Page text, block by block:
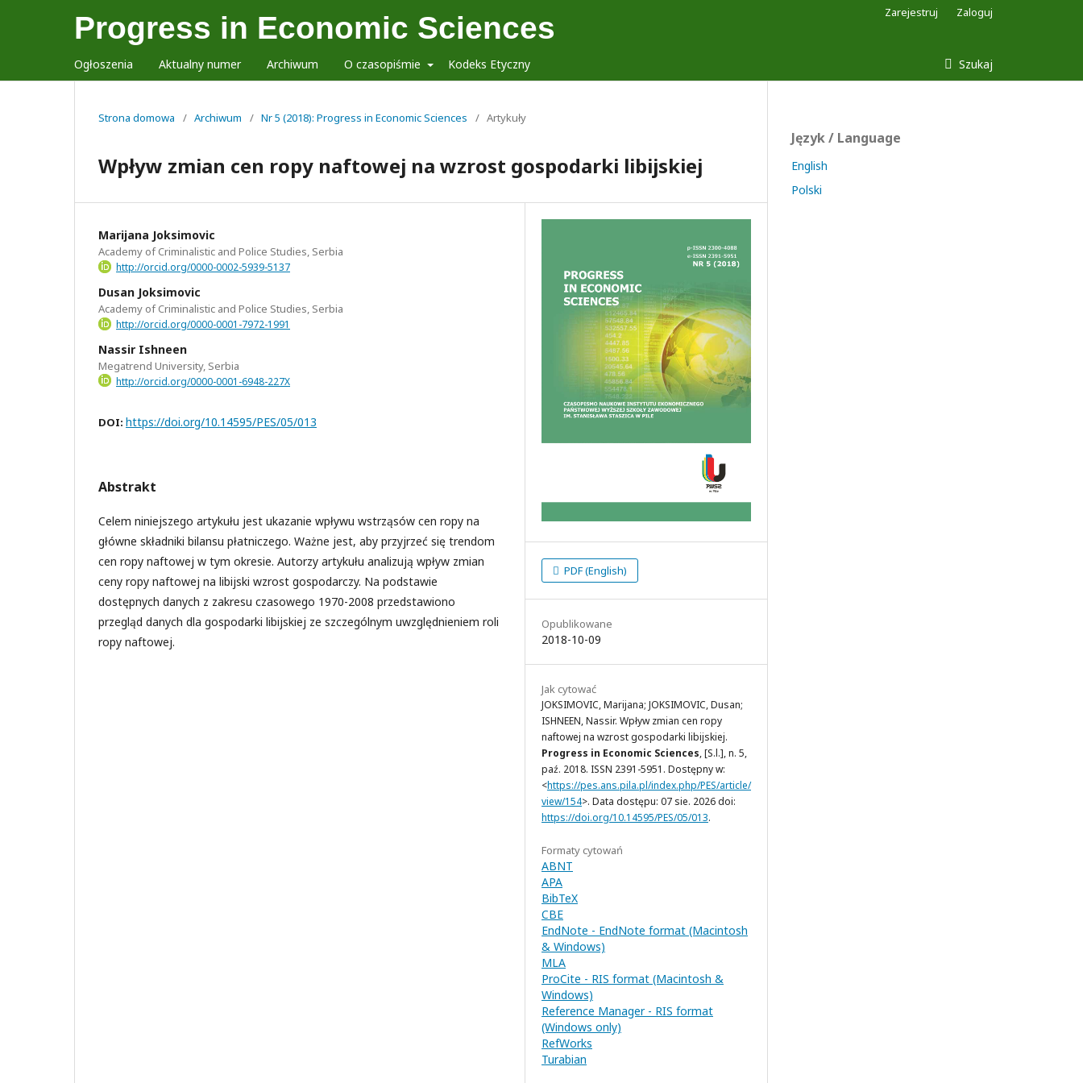
Progress in Economic Sciences
Ogłoszenia Aktualny numer Archiwum O czasopiśmie Kodeks Etyczny Szukaj
Zarejestruj Zaloguj
Strona domowa / Archiwum / Nr 5 (2018): Progress in Economic Sciences / Artykuły
Wpływ zmian cen ropy naftowej na wzrost gospodarki libijskiej
Marijana Joksimovic
Academy of Criminalistic and Police Studies, Serbia
http://orcid.org/0000-0002-5939-5137
Dusan Joksimovic
Academy of Criminalistic and Police Studies, Serbia
http://orcid.org/0000-0001-7972-1991
Nassir Ishneen
Megatrend University, Serbia
http://orcid.org/0000-0001-6948-227X
DOI: https://doi.org/10.14595/PES/05/013
Abstrakt
Celem niniejszego artykułu jest ukazanie wpływu wstrząsów cen ropy na
główne składniki bilansu płatniczego. Ważne jest, aby przyjrzeć się trendom
cen ropy naftowej w tym okresie. Autorzy artykułu analizują wpływ zmian
ceny ropy naftowej na libijski wzrost gospodarczy. Na podstawie
dostępnych danych z zakresu czasowego 1970-2008 przedstawiono
przegląd danych dla gospodarki libijskiej ze szczególnym uwzględnieniem roli
ropy naftowej.
PDF (English)
Opublikowane
2018-10-09
Jak cytować
JOKSIMOVIC, Marijana; JOKSIMOVIC, Dusan;
ISHNEEN, Nassir. Wpływ zmian cen ropy
naftowej na wzrost gospodarki libijskiej.
Progress in Economic Sciences, [S.l.], n. 5,
paź. 2018. ISSN 2391-5951. Dostępny w:
<https://pes.ans.pila.pl/index.php/PES/article/
view/154>. Data dostępu: 07 sie. 2026 doi:
https://doi.org/10.14595/PES/05/013.
Formaty cytowań
ABNT
APA
BibTeX
CBE
EndNote - EndNote format (Macintosh
& Windows)
MLA
ProCite - RIS format (Macintosh &
Windows)
Reference Manager - RIS format
(Windows only)
RefWorks
Turabian
Język / Language
English
Polski